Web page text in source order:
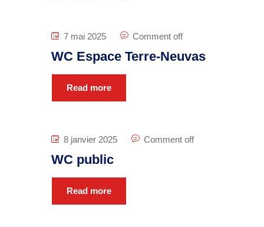
7 mai 2025 Comment off
WC Espace Terre-Neuvas
Read more
8 janvier 2025 Comment off
WC public
Read more